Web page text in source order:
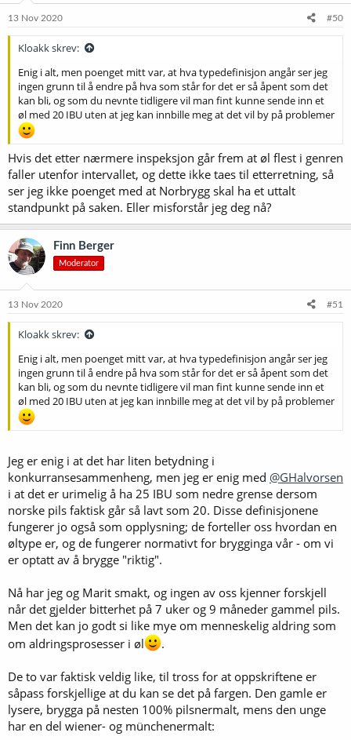
13 Nov 2020 #50
Kloakk skrev:
Enig i alt, men poenget mitt var, at hva typedefinisjon angår ser jeg
ingen grunn til å endre på hva som står for det er så åpent som det
kan bli, og som du nevnte tidligere vil man fint kunne sende inn et
øl med 20 IBU uten at jeg kan innbille meg at det vil by på problemer
Hvis det etter nærmere inspeksjon går frem at øl flest i genren
faller utenfor intervallet, og dette ikke taes til etterretning, så
ser jeg ikke poenget med at Norbrygg skal ha et uttalt
standpunkt på saken. Eller misforstår jeg deg nå?
Finn Berger
Moderator
13 Nov 2020 #51
Kloakk skrev:
Enig i alt, men poenget mitt var, at hva typedefinisjon angår ser jeg
ingen grunn til å endre på hva som står for det er så åpent som det
kan bli, og som du nevnte tidligere vil man fint kunne sende inn et
øl med 20 IBU uten at jeg kan innbille meg at det vil by på problemer
Jeg er enig i at det har liten betydning i
konkurransesammenheng, men jeg er enig med @GHalvorsen
i at det er urimelig å ha 25 IBU som nedre grense dersom
norske pils faktisk går så lavt som 20. Disse definisjonene
fungerer jo også som opplysning; de forteller oss hvordan en
øltype er, og de fungerer normativt for brygginga vår - om vi
er optatt av å brygge "riktig".
Nå har jeg og Marit smakt, og ingen av oss kjenner forskjell
når det gjelder bitterhet på 7 uker og 9 måneder gammel pils.
Men det kan jo godt si like mye om menneskelig aldring som
om aldringsprosesser i øl
.
De to var faktisk veldig like, til tross for at oppskriftene er
såpass forskjellige at du kan se det på fargen. Den gamle er
lysere, brygga på nesten 100% pilsnermalt, mens den unge
har en del wiener- og münchenermalt: